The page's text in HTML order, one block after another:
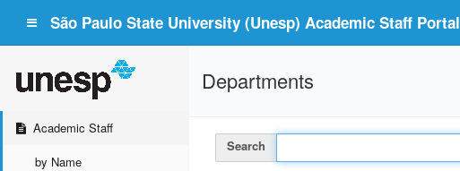
São Paulo State University (Unesp) Academic Staff Portal
Academic Staff
by Name
Departments
Search